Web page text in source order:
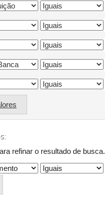
refinar o resultado de busca.